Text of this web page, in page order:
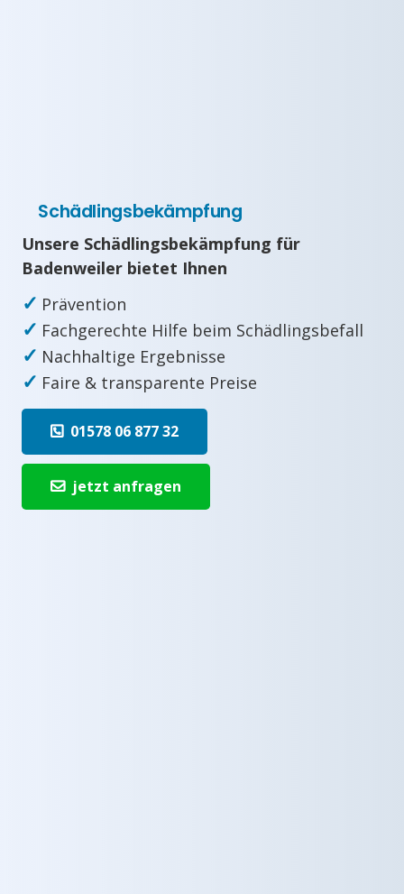
Schädlingsbekämpfung
Unsere Schädlingsbekämpfung für
Badenweiler bietet Ihnen
✓ Prävention
✓ Fachgerechte Hilfe beim Schädlingsbefall
✓ Nachhaltige Ergebnisse
✓ Faire & transparente Preise
01578 06 877 32
jetzt anfragen